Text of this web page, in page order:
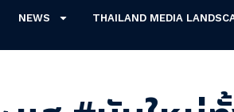
NEWS THAILAND MEDIA